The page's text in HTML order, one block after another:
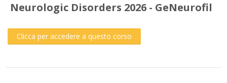
Neurologic Disorders 2026 - GeNeurofil
Clicca per accedere a questo corso